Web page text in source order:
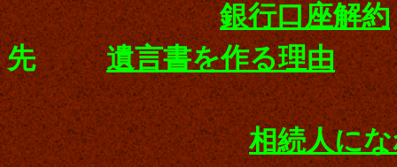
銀行口座解約
先
遺言書を作る理由
相続人に